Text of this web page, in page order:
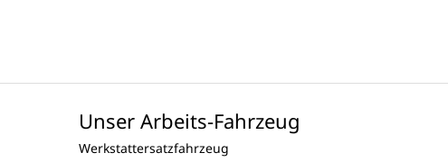
Unser Arbeits-Fahrzeug
Werkstattersatzfahrzeug